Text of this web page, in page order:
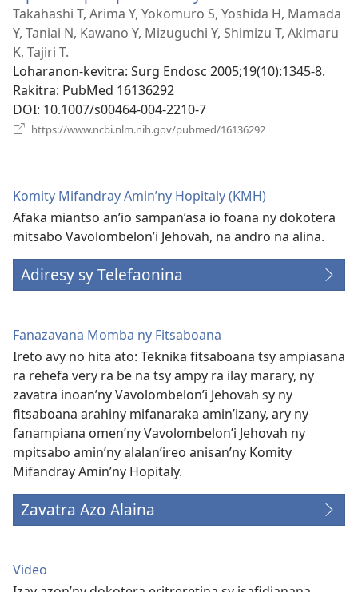
rohy)
Takahashi T, Arima Y, Yokomuro S, Yoshida H, Mamada
Y, Taniai N, Kawano Y, Mizuguchi Y, Shimizu T, Akimaru
K, Tajiri T.
Loharanon-kevitra‎: Surg Endosc 2005;19(10):1345-8.
Rakitra‎: PubMed 16136292
DOI‎: 10.1007/s00464-004-2210-7
https://www.ncbi.nlm.nih.gov/pubmed/16136292
Komity Mifandray Amin’ny Hopitaly (KMH)
Afaka miantso an’io sampan’asa io foana ny dokotera
mitsabo Vavolombelon’i Jehovah, na andro na alina.
Adiresy sy Telefaonina
Fanazavana Momba ny Fitsaboana
Ireto avy no hita ato: Teknika fitsaboana tsy ampiasana
ra rehefa very ra be na tsy ampy ra ilay marary, ny
zavatra inoan’ny Vavolombelon’i Jehovah sy ny
fitsaboana arahiny mifanaraka amin’izany, ary ny
fanampiana omen’ny Vavolombelon’i Jehovah ny
mpitsabo amin’ny alalan’ireo anisan’ny Komity
Mifandray Amin’ny Hopitaly.
Zavatra Azo Alaina
Video